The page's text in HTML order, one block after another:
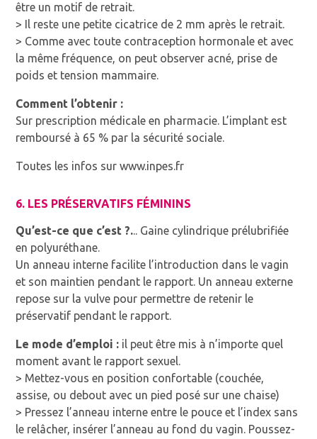
être un motif de retrait.
> Il reste une petite cicatrice de 2 mm après le retrait.
> Comme avec toute contraception hormonale et avec
la même fréquence, on peut observer acné, prise de
poids et tension mammaire.
Comment l’obtenir :
Sur prescription médicale en pharmacie. L’implant est
remboursé à 65 % par la sécurité sociale.
Toutes les infos sur www.inpes.fr
6. LES PRÉSERVATIFS FÉMININS
Qu’est-ce que c’est ?... Gaine cylindrique prélubrifiée
en polyuréthane.
Un anneau interne facilite l’introduction dans le vagin
et son maintien pendant le rapport. Un anneau externe
repose sur la vulve pour permettre de retenir le
préservatif pendant le rapport.
Le mode d’emploi : il peut être mis à n’importe quel
moment avant le rapport sexuel.
> Mettez-vous en position confortable (couchée,
assise, ou debout avec un pied posé sur une chaise)
> Pressez l’anneau interne entre le pouce et l’index sans
le relâcher, insérer l’anneau au fond du vagin. Poussez-